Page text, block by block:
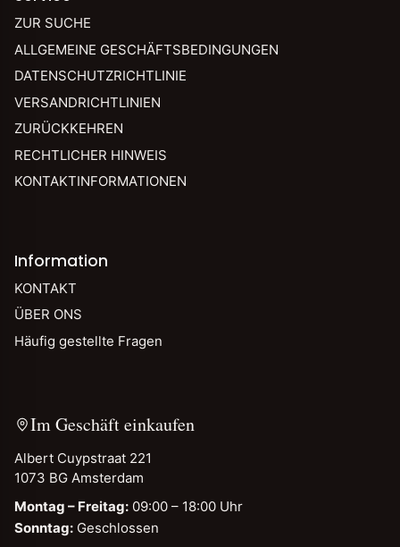
ZUR SUCHE
ALLGEMEINE GESCHÄFTSBEDINGUNGEN
DATENSCHUTZRICHTLINIE
VERSANDRICHTLINIEN
ZURÜCKKEHREN
RECHTLICHER HINWEIS
KONTAKTINFORMATIONEN
Information
KONTAKT
ÜBER ONS
Häufig gestellte Fragen
Im Geschäft einkaufen
Albert Cuypstraat 221
1073 BG Amsterdam
Montag – Freitag: 09:00 – 18:00 Uhr
Sonntag: Geschlossen